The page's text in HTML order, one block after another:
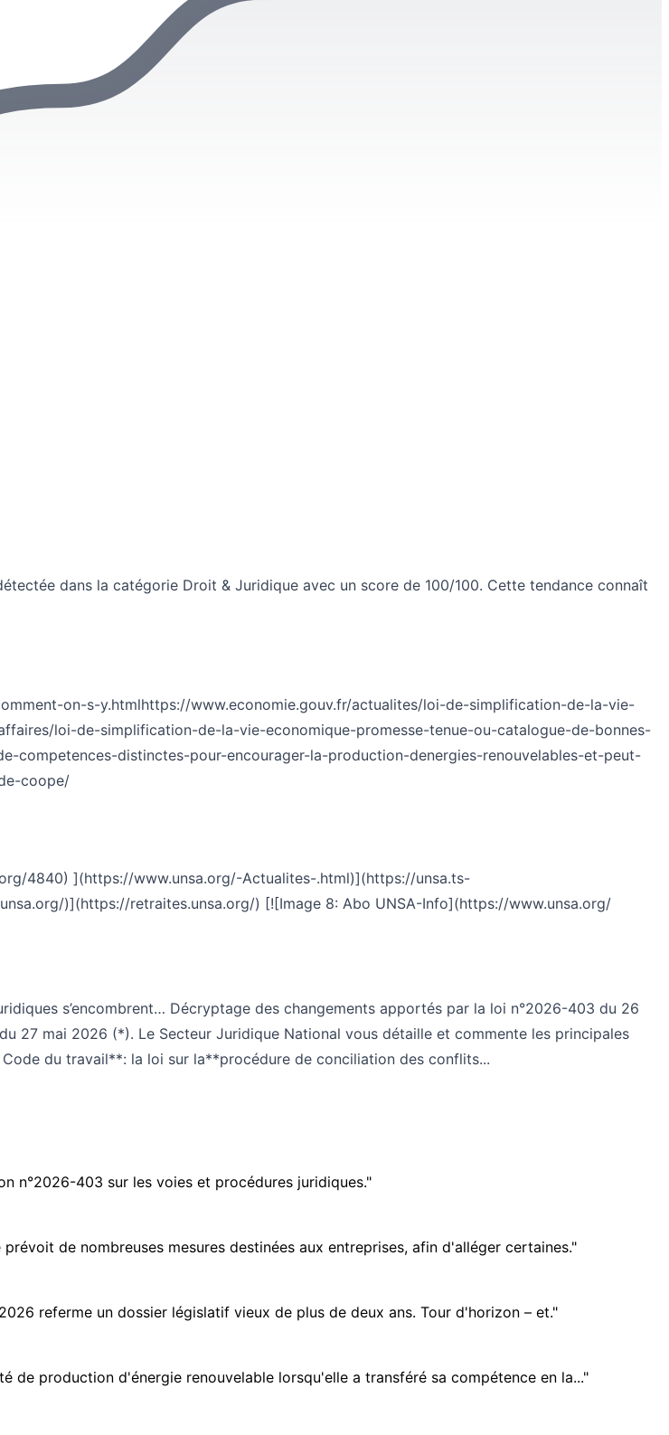
dans la catégorie Droit & Juridique avec un score de 100/100. Cette tendance connaît
on-s-y.htmlhttps://www.economie.gouv.fr/actualites/loi-de-simplification-de-la-vie-
loi-de-simplification-de-la-vie-economique-promesse-tenue-ou-catalogue-de-bonnes-
competences-distinctes-pour-encourager-la-production-denergies-renouvelables-et-peut-
coope/
4840) ](https://www.unsa.org/-Actualites-.html)](https://unsa.ts-
)](https://retraites.unsa.org/) [![Image 8: Abo UNSA-Info](https://www.unsa.org/
s’encombrent… Décryptage des changements apportés par la loi n°2026-403 du 26
27 mai 2026 (*). Le Secteur Juridique National vous détaille et commente les principales
du travail**: la loi sur la**procédure de conciliation des conflits...
n°2026-403 sur les voies et procédures juridiques."
de nombreuses mesures destinées aux entreprises, afin d'alléger certaines."
referme un dossier législatif vieux de plus de deux ans. Tour d'horizon – et."
production d'énergie renouvelable lorsqu'elle a transféré sa compétence en la..."